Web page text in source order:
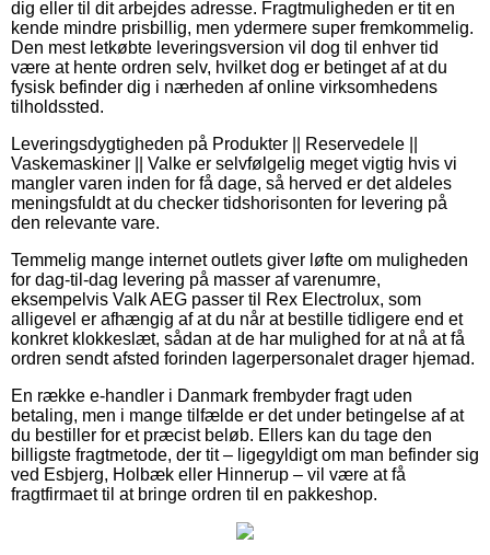
dig eller til dit arbejdes adresse. Fragtmuligheden er tit en
kende mindre prisbillig, men ydermere super fremkommelig.
Den mest letkøbte leveringsversion vil dog til enhver tid
være at hente ordren selv, hvilket dog er betinget af at du
fysisk befinder dig i nærheden af online virksomhedens
tilholdssted.
Leveringsdygtigheden på Produkter || Reservedele ||
Vaskemaskiner || Valke er selvfølgelig meget vigtig hvis vi
mangler varen inden for få dage, så herved er det aldeles
meningsfuldt at du checker tidshorisonten for levering på
den relevante vare.
Temmelig mange internet outlets giver løfte om muligheden
for dag-til-dag levering på masser af varenumre,
eksempelvis Valk AEG passer til Rex Electrolux, som
alligevel er afhængig af at du når at bestille tidligere end et
konkret klokkeslæt, sådan at de har mulighed for at nå at få
ordren sendt afsted forinden lagerpersonalet drager hjemad.
En række e-handler i Danmark frembyder fragt uden
betaling, men i mange tilfælde er det under betingelse af at
du bestiller for et præcist beløb. Ellers kan du tage den
billigste fragtmetode, der tit – ligegyldigt om man befinder sig
ved Esbjerg, Holbæk eller Hinnerup – vil være at få
fragtfirmaet til at bringe ordren til en pakkeshop.